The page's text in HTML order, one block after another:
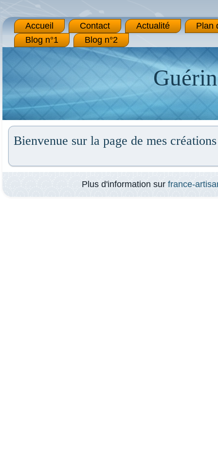
Accueil Contact Actualité
Plan
Blog n°1
Blog n°2
Bienvenue sur la page de mes créations
Plus d'information sur france-